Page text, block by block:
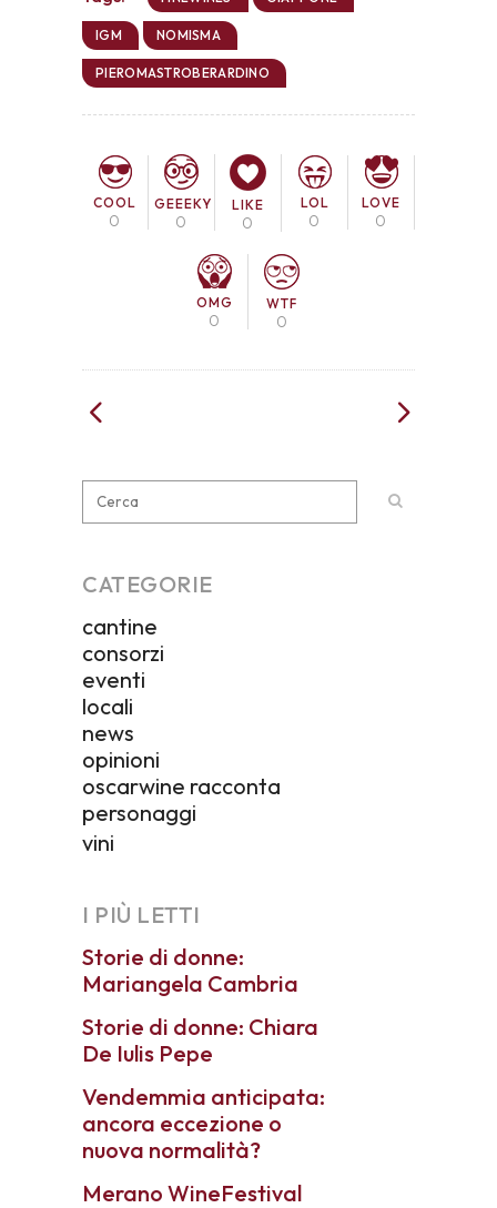
IGM NOMISMA
PIEROMASTROBERARDINO
COOL
0
GEEEKY
0
LIKE
0
LOL
0
LOVE
0
OMG
0
WTF
0
CATEGORIE
cantine
consorzi
eventi
locali
news
opinioni
oscarwine racconta
personaggi
vini
I PIÙ LETTI
Storie di donne:
Mariangela Cambria
Storie di donne: Chiara
De Iulis Pepe
Vendemmia anticipata:
ancora eccezione o
nuova normalità?
Merano WineFestival